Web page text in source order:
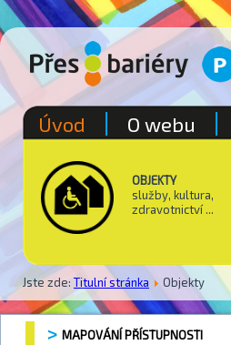
OBJEKTY
služby, kultura,
zdravotnictví ...
Jste zde: Titulní stránka Objekty
Úvod O webu
MAPOVÁNÍ PŘÍSTUPNOSTI